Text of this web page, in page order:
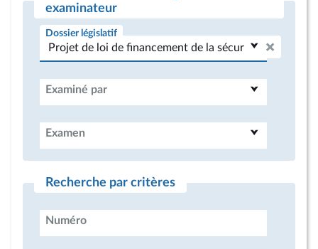
examinateur
Dossier législatif
Examiné par
Examen
Recherche par critères
Numéro